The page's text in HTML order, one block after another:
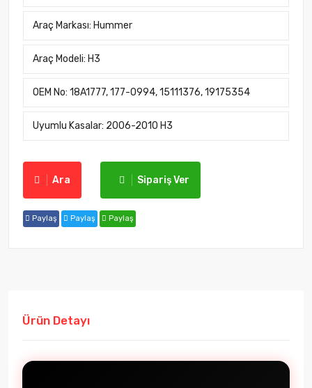
Araç Markası: Hummer
Araç Modeli: H3
OEM No: 18A1777, 177-0994, 15111376, 19175354
Uyumlu Kasalar: 2006-2010 H3
Ara Sipariş Ver
Paylaş Paylaş Paylaş
Ürün Detayı